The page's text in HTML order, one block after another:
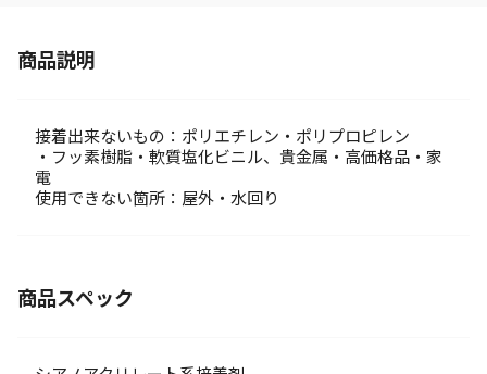
商品説明
接着出来ないもの：ポリエチレン・ポリプロピレン
・フッ素樹脂・軟質塩化ビニル、貴金属・高価格品・家
電
使用できない箇所：屋外・水回り
商品スペック